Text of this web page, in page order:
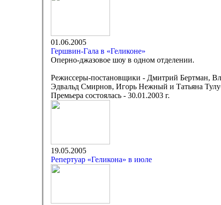
01.06.2005
Гершвин-Гала в «Геликоне»
Оперно-джазовое шоу в одном отделении.
Режиссеры-постановщики - Дмитрий Бертман,
Эдвальд Смирнов, Игорь Нежный и Татьяна
Премьера состоялась - 30.01.2003 г.
19.05.2005
Репертуар «Геликона» в июле